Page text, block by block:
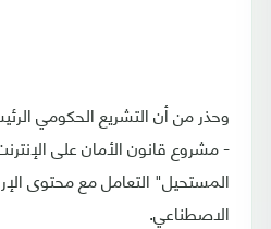
وحذر من أن التشريع الحكومي
- مشروع قانون الأمان على
المستحيل" التعامل مع محتوى
الاصطناعي.